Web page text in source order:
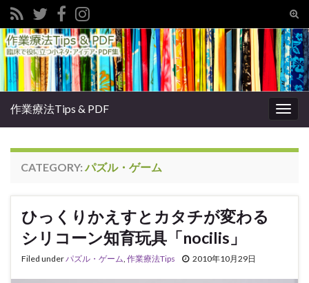
Search for:
作業療法Tips & PDF
CATEGORY:パズル・ゲーム
ひっくりかえすとカタチが変わる
シリコーン知育玩具「nocilis」
Filed underパズル・ゲーム, 作業療法Tips 2010年10月29日